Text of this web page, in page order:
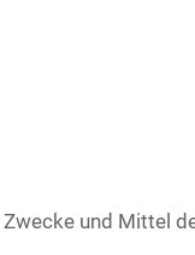
und Mittel